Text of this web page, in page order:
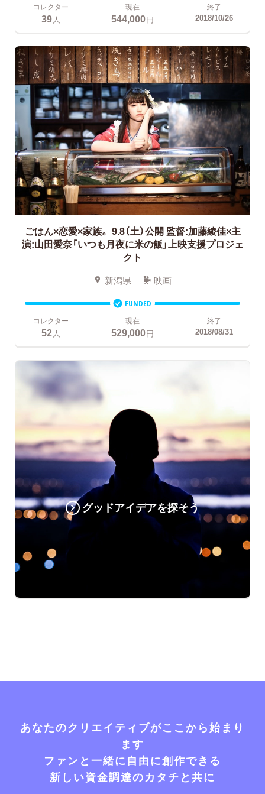
コレクター
39 人
現在
544,000円
終了
2018/10/26
ごはん×恋愛×家族。 9.8（土）公開 監督:加藤綾佳×主
演:山田愛奈「いつも月夜に米の飯」上映支援プロジェ
クト
新潟県 映画
FUNDED
コレクター
52人
現在
529,000円
終了
2018/08/31
グッドアイデアを探そう
あなたのクリエイティブがここから始まり
ます
ファンと一緒に自由に創作できる
新しい資金調達のカタチと共に